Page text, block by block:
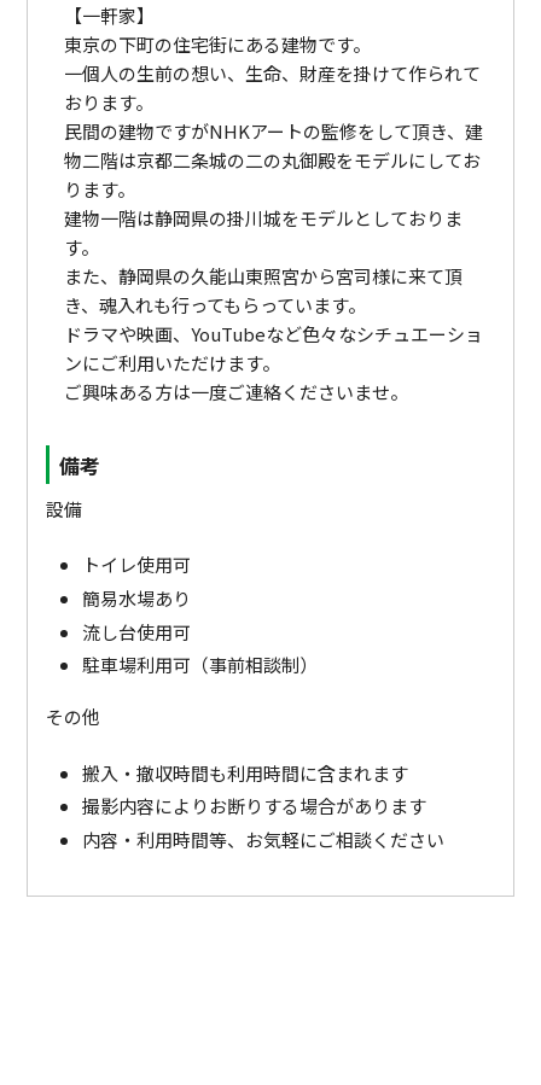
【一軒家】
東京の下町の住宅街にある建物です。
一個人の生前の想い、生命、財産を掛けて作られて
おります。
民間の建物ですがNHKアートの監修をして頂き、建
物二階は京都二条城の二の丸御殿をモデルにしてお
ります。
建物一階は静岡県の掛川城をモデルとしておりま
す。
また、静岡県の久能山東照宮から宮司様に来て頂
き、魂入れも行ってもらっています。
ドラマや映画、YouTubeなど色々なシチュエーショ
ンにご利用いただけます。
ご興味ある方は一度ご連絡くださいませ。
備考
設備
トイレ使用可
簡易水場あり
流し台使用可
駐車場利用可（事前相談制）
その他
搬入・撤収時間も利用時間に含まれます
撮影内容によりお断りする場合があります
内容・利用時間等、お気軽にご相談ください